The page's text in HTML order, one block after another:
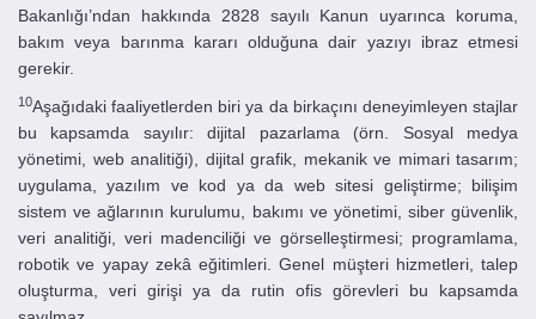
Bakanlığı’ndan hakkında 2828 sayılı Kanun uyarınca koruma,
bakım veya barınma kararı olduğuna dair yazıyı ibraz etmesi
gerekir.
10Aşağıdaki faaliyetlerden biri ya da birkaçını deneyimleyen stajlar
bu kapsamda sayılır: dijital pazarlama (örn. Sosyal medya
yönetimi, web analitiği), dijital grafik, mekanik ve mimari tasarım;
uygulama, yazılım ve kod ya da web sitesi geliştirme; bilişim
sistem ve ağlarının kurulumu, bakımı ve yönetimi, siber güvenlik,
veri analitiği, veri madenciliği ve görselleştirmesi; programlama,
robotik ve yapay zekâ eğitimleri. Genel müşteri hizmetleri, talep
oluşturma, veri girişi ya da rutin ofis görevleri bu kapsamda